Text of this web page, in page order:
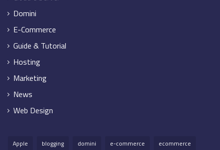
Domini
E-Commerce
Guide & Tutorial
Hosting
Marketing
News
Web Design
Apple blogging domini e-commerce ecommerce